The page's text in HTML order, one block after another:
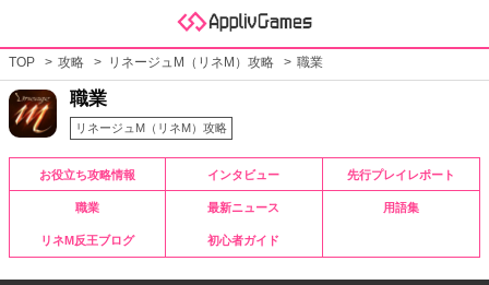
TOP 攻略 リネージュM（リネM）攻略 職業
職業
リネージュM（リネM）攻略
お役立ち攻略情報 インタビュー 先行プレイレポート
職業 最新ニュース 用語集
リネM反王ブログ 初心者ガイド